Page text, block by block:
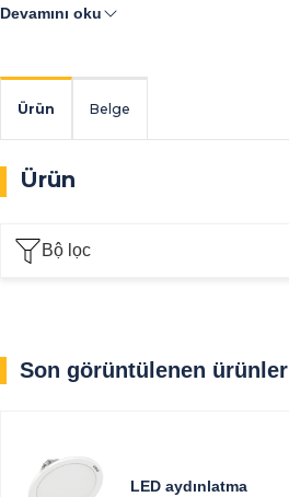
Devamını oku
Ürün Belge
Ürün
Bộ lọc
Son görüntülenen ürünler
LED aydınlatma